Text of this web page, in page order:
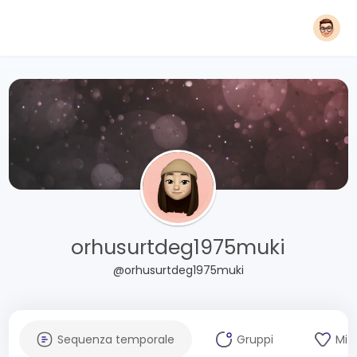
orhusurtdeg1975muki
@orhusurtdeg1975muki
Sequenza temporale Gruppi Mi